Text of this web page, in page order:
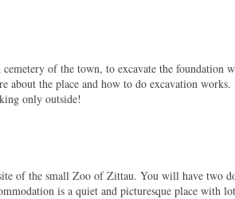
of the town, to excavate the foundation
about the place and how to do excavation
only outside!
of the small Zoo of Zittau. You will have two
is a quiet and picturesque place with